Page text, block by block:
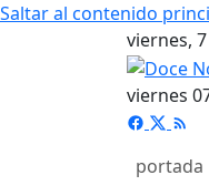
Saltar al contenido
viernes,
viernes
portada